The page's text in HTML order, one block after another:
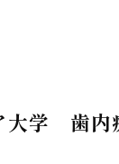
大学 歯内